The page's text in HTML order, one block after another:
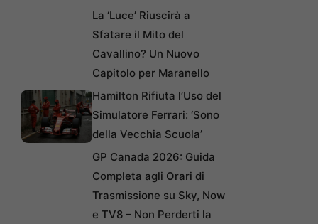
La ‘Luce’ Riuscirà a
Sfatare il Mito del
Cavallino? Un Nuovo
Capitolo per Maranello
Hamilton Rifiuta l’Uso del
Simulatore Ferrari: ‘Sono
della Vecchia Scuola’
GP Canada 2026: Guida
Completa agli Orari di
Trasmissione su Sky, Now
e TV8 – Non Perderti la